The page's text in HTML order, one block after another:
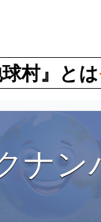
村』とは
イベント予定
ナン